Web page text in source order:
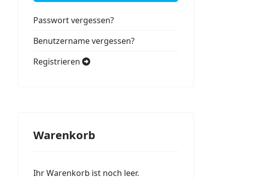
Passwort vergessen?
Benutzername vergessen?
Registrieren
Warenkorb
Ihr Warenkorb ist noch leer.